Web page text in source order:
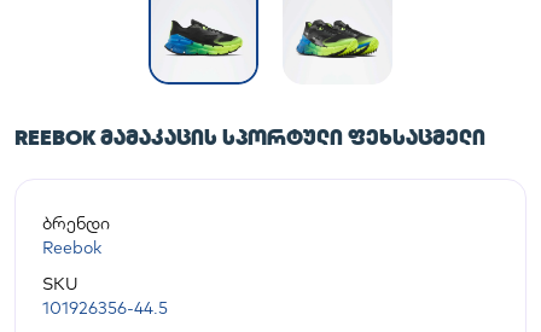
REEBOK ᲛᲐᲛᲐᲙᲐᲪᲘᲡ ᲡᲞᲝᲠᲢᲣᲚᲘ ᲤᲔᲮᲡᲐᲪᲛᲔᲚᲘ
ბრენდი
Reebok
SKU
101926356-44.5